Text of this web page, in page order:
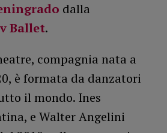
dalla
Ballet.
compagnia nata a
è formata da danzatori
il mondo. Ines
e Walter Angelini